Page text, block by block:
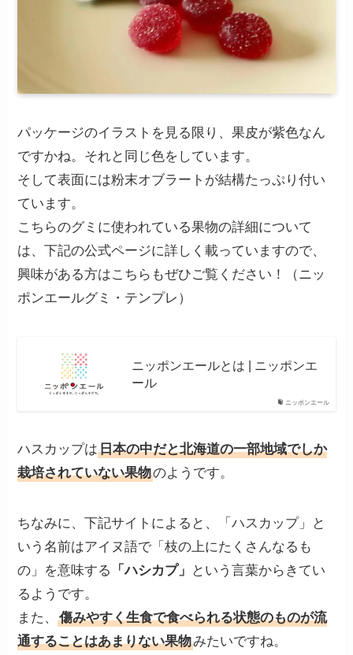
パッケージのイラストを見る限り、果皮が紫色なん
ですかね。それと同じ色をしています。
そして表面には粉末オブラートが結構たっぷり付い
ています。
こちらのグミに使われている果物の詳細について
は、下記の公式ページに詳しく載っていますので、
興味がある方はこちらもぜひご覧ください！（ニッ
ポンエールグミ・テンプレ）
ニッポンエール
ニッポンエールとは | ニッポンエ
ール
ハスカップは日本の中だと北海道の一部地域でしか
栽培されていない果物のようです。
ちなみに、下記サイトによると、「ハスカップ」と
いう名前はアイヌ語で「枝の上にたくさんなるも
の」を意味する
「ハシカプ」
という言葉からきてい
るようです。
また、傷みやすく生食で食べられる状態のものが流
通することはあまりない果物みたいですね。